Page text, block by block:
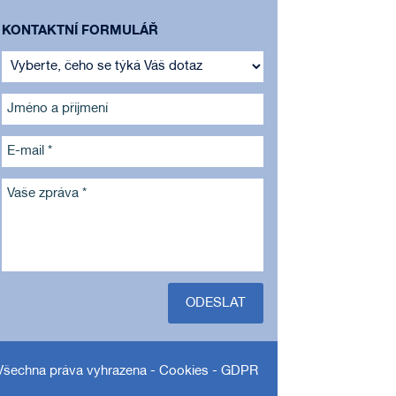
KONTAKTNÍ FORMULÁŘ
Jméno a příjmení
E-mail *
Vaše zpráva *
ODESLAT
práva vyhrazena - Cookies - GDPR